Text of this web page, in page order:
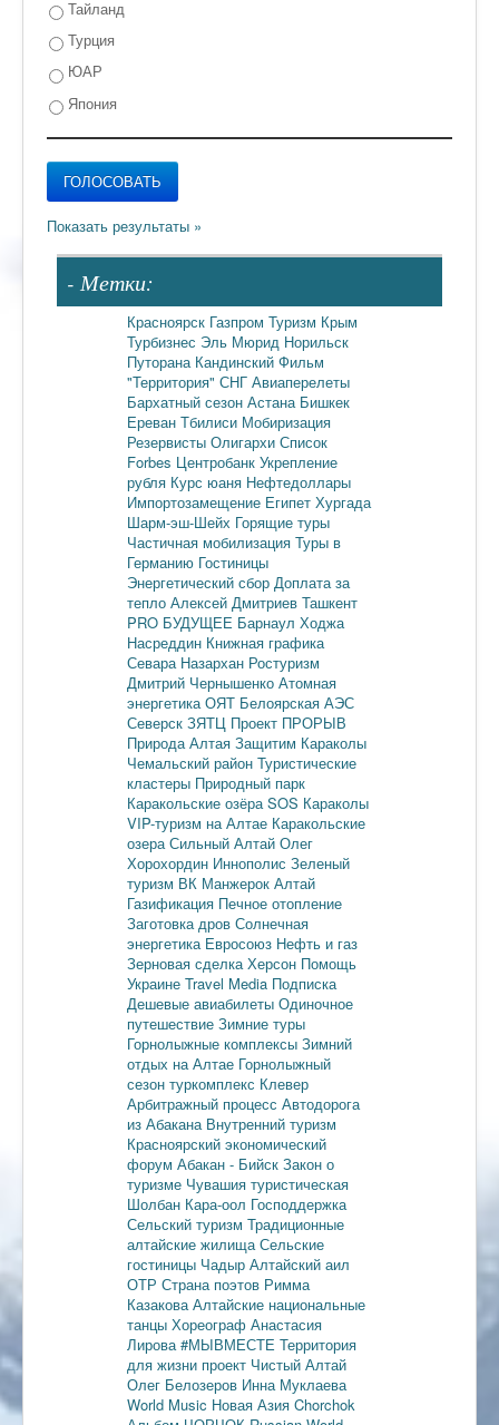
Тайланд
Турция
ЮАР
Япония
- Метки:
Красноярск Газпром Туризм Крым
Турбизнес Эль Мюрид Норильск
Путорана Кандинский Фильм
"Территория" СНГ Авиаперелеты
Бархатный сезон Астана Бишкек
Ереван Тбилиси Мобиризация
Резервисты Олигархи Список
Forbes Центробанк Укрепление
рубля Курс юаня Нефтедоллары
Импортозамещение Египет Хургада
Шарм-эш-Шейх Горящие туры
Частичная мобилизация Туры в
Германию Гостиницы
Энергетический сбор Доплата за
тепло Алексей Дмитриев Ташкент
PRO БУДУЩЕЕ Барнаул Ходжа
Насреддин Книжная графика
Севара Назархан Ростуризм
Дмитрий Чернышенко Атомная
энергетика ОЯТ Белоярская АЭС
Северск ЗЯТЦ Проект ПРОРЫВ
Природа Алтая Защитим Караколы
Чемальский район Туристические
кластеры Природный парк
Каракольские озёра SOS Караколы
VIP-туризм на Алтае Каракольские
озера Сильный Алтай Олег
Хорохордин Иннополис Зеленый
туризм ВК Манжерок Алтай
Газификация Печное отопление
Заготовка дров Солнечная
энергетика Евросоюз Нефть и газ
Зерновая сделка Херсон Помощь
Украине Travel Media Подписка
Дешевые авиабилеты Одиночное
путешествие Зимние туры
Горнолыжные комплексы Зимний
отдых на Алтае Горнолыжный
сезон туркомплекс Клевер
Арбитражный процесс Автодорога
из Абакана Внутренний туризм
Красноярский экономический
форум Абакан - Бийск Закон о
туризме Чувашия туристическая
Шолбан Кара-оол Господдержка
Сельский туризм Традиционные
алтайские жилища Сельские
гостиницы Чадыр Алтайский аил
ОТР Страна поэтов Римма
Казакова Алтайские национальные
танцы Хореограф Анастасия
Лирова #МЫВМЕСТЕ Территория
для жизни проект Чистый Алтай
Олег Белозеров Инна Муклаева
World Music Новая Азия Chorchok